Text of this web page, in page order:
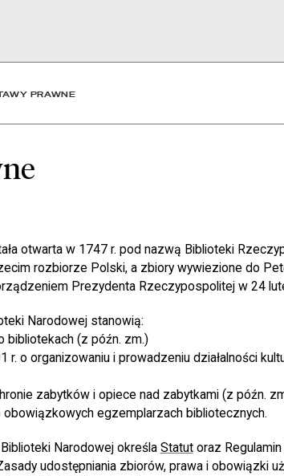
PRAWNE
otwarta w 1747 r. pod nazwą Biblioteki
rozbiorze Polski, a zbiory wywiezione do
Prezydenta Rzeczypospolitej w 24
Narodowej stanowią:
bibliotekach (z późn. zm.)
o organizowaniu i prowadzeniu działalności
zabytków i opiece nad zabytkami (z późn.
egzemplarzach bibliotecznych.
Narodowej określa Statutoraz Regulamin
udostępniania zbiorów, prawa i obowiązki